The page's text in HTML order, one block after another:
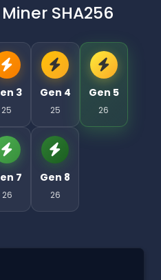
SHA256
3
25
Gen 4
25
Gen 5
26
7
26
Gen 8
26